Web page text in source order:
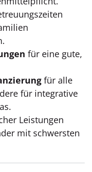
für eine gute,
für alle
für integrative
Leistungen
mit schwersten